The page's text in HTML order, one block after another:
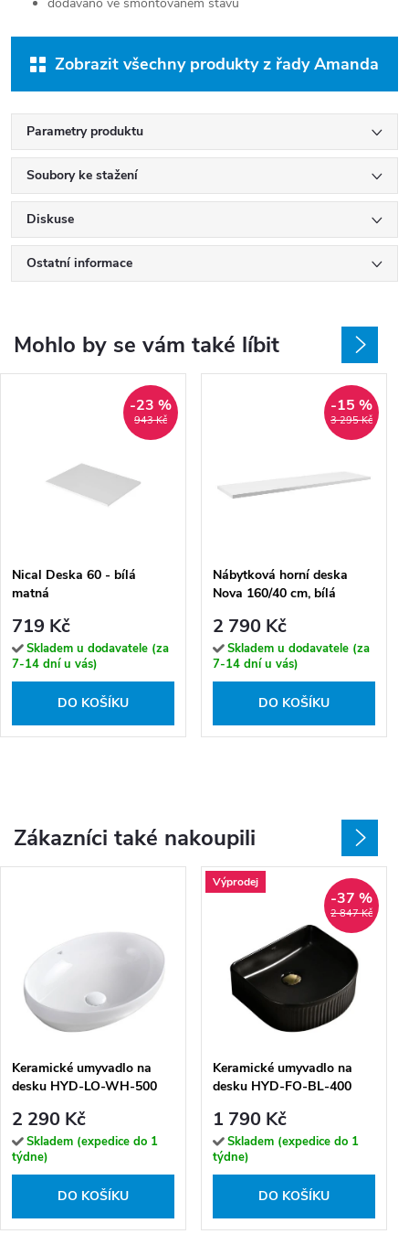
Zobrazit všechny produkty z řady Amanda
Parametry produktu
Soubory ke stažení
Diskuse
Ostatní informace
Mohlo by se vám také líbit
943 Kč
-23 %
Nical Deska 60 - bílá
matná
719 Kč
Skladem u dodavatele (za
7-14 dní u vás)
DO KOŠÍKU
3 295 Kč
-15 %
Nábytková horní deska
Nova 160/40 cm, bílá
2 790 Kč
Skladem u dodavatele (za
7-14 dní u vás)
DO KOŠÍKU
Zákazníci také nakoupili
Keramické umyvadlo na
desku HYD-LO-WH-500
2 290 Kč
Skladem (expedice do 1
týdne)
DO KOŠÍKU
2 847 Kč
-37 %
Výprodej
Keramické umyvadlo na
desku HYD-FO-BL-400
1 790 Kč
Skladem (expedice do 1
týdne)
DO KOŠÍKU